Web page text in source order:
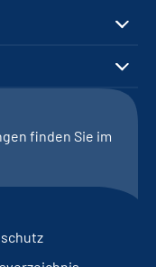
finden Sie im